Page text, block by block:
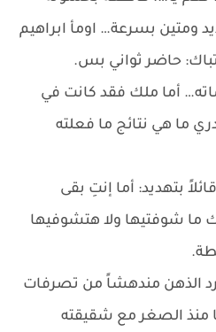
ومتين بسرعة… اومأ ابراهيم
حاضر ثواني بس.
أما ملك فقد كانت في
ما هي نتائج ما فعلته
بتهديد: أما إنتِ بقى
ما شوفتيها ولا هتشوفيها
الذهن مندهشاً من تصرفات
منذ الصغر مع شقيقته